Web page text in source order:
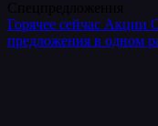
Горячее сейчас Акции
предложения в одном